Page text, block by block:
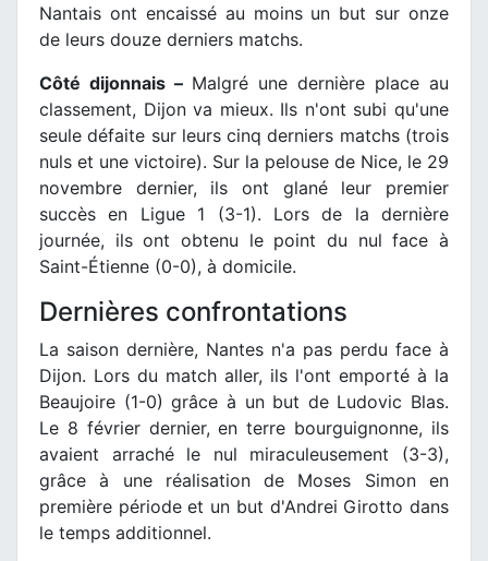
Nantais ont encaissé au moins un but sur onze
de leurs douze derniers matchs.
Côté dijonnais – Malgré une dernière place au
classement, Dijon va mieux. Ils n'ont subi qu'une
seule défaite sur leurs cinq derniers matchs (trois
nuls et une victoire). Sur la pelouse de Nice, le 29
novembre dernier, ils ont glané leur premier
succès en Ligue 1 (3-1). Lors de la dernière
journée, ils ont obtenu le point du nul face à
Saint-Étienne (0-0), à domicile.
Dernières confrontations
La saison dernière, Nantes n'a pas perdu face à
Dijon. Lors du match aller, ils l'ont emporté à la
Beaujoire (1-0) grâce à un but de Ludovic Blas.
Le 8 février dernier, en terre bourguignonne, ils
avaient arraché le nul miraculeusement (3-3),
grâce à une réalisation de Moses Simon en
première période et un but d'Andrei Girotto dans
le temps additionnel.